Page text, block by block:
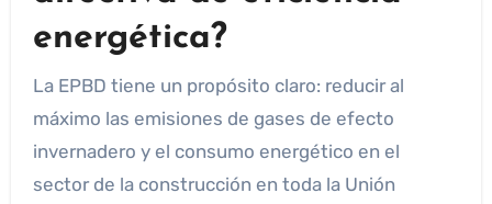
energética?
La EPBD tiene un propósito claro: reducir al
máximo las emisiones de gases de efecto
invernadero y el consumo energético en el
sector de la construcción en toda la Unión